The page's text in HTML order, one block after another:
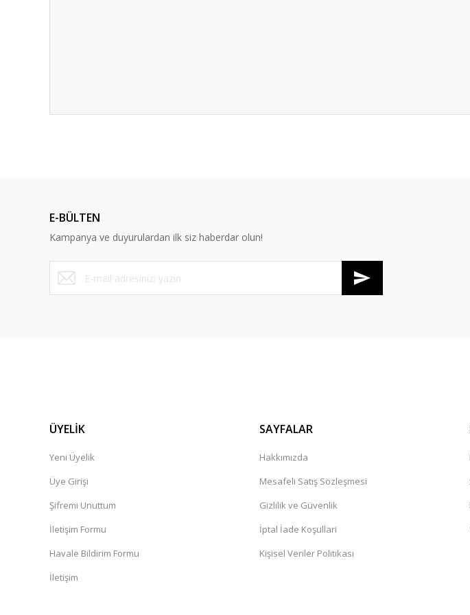
E-BÜLTEN
Kampanya ve duyurulardan ilk siz haberdar olun!
ÜYELİK
Yeni Üyelik
Üye Girişi
Şifremi Unuttum
İletişim Formu
Havale Bildirim Formu
İletişim
SAYFALAR
Hakkımızda
Mesafeli Satış Sözleşmesi
Gizlilik ve Güvenlik
İptal İade Koşullari
Kişisel Veriler Politikası